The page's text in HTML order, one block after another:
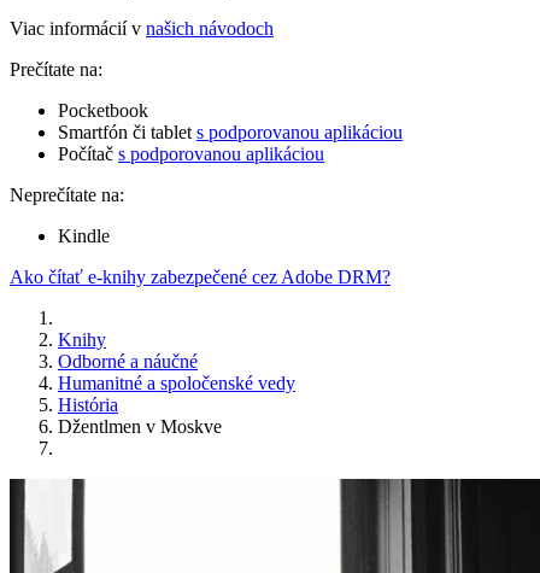
Viac informácií v našich návodoch
Prečítate na:
Pocketbook
Smartfón či tablet s podporovanou aplikáciou
Počítač s podporovanou aplikáciou
Neprečítate na:
Kindle
Ako čítať e-knihy zabezpečené cez Adobe DRM?
Knihy
Odborné a náučné
Humanitné a spoločenské vedy
História
Džentlmen v Moskve